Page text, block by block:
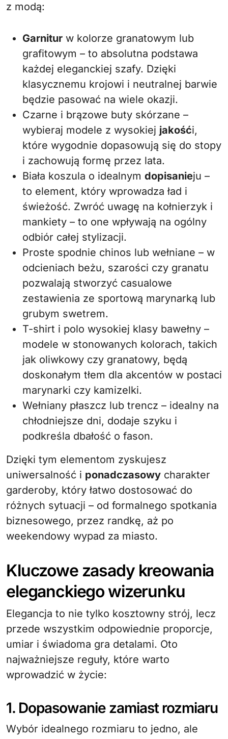
z modą:
Garnitur w kolorze granatowym lub
grafitowym – to absolutna podstawa
każdej eleganckiej szafy. Dzięki
klasycznemu krojowi i neutralnej barwie
będzie pasować na wiele okazji.
Czarne i brązowe buty skórzane –
wybieraj modele z wysokiej jakośći,
które wygodnie dopasowują się do stopy
i zachowują formę przez lata.
Biała koszula o idealnym dopisanieju –
to element, który wprowadza ład i
świeżość. Zwróć uwagę na kołnierzyk i
mankiety – to one wpływają na ogólny
odbiór całej stylizacji.
Proste spodnie chinos lub wełniane – w
odcieniach beżu, szarości czy granatu
pozwalają stworzyć casualowe
zestawienia ze sportową marynarką lub
grubym swetrem.
T-shirt i polo wysokiej klasy bawełny –
modele w stonowanych kolorach, takich
jak oliwkowy czy granatowy, będą
doskonałym tłem dla akcentów w postaci
marynarki czy kamizelki.
Wełniany płaszcz lub trencz – idealny na
chłodniejsze dni, dodaje szyku i
podkreśla dbałość o fason.
Dzięki tym elementom zyskujesz
uniwersalność i ponadczasowy charakter
garderoby, który łatwo dostosować do
różnych sytuacji – od formalnego spotkania
biznesowego, przez randkę, aż po
weekendowy wypad za miasto.
Kluczowe zasady kreowania
eleganckiego wizerunku
Elegancja to nie tylko kosztowny strój, lecz
przede wszystkim odpowiednie proporcje,
umiar i świadoma gra detalami. Oto
najważniejsze reguły, które warto
wprowadzić w życie:
1. Dopasowanie zamiast rozmiaru
Wybór idealnego rozmiaru to jedno, ale